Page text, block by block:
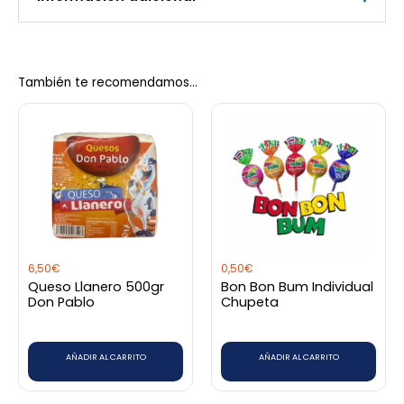
También te recomendamos…
6,50€
Queso Llanero 500gr
Don Pablo
AÑADIR AL CARRITO
0,50€
Bon Bon Bum Individual
Chupeta
AÑADIR AL CARRITO